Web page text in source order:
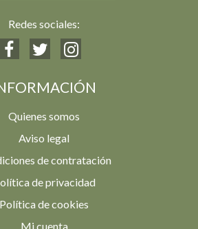
Redes sociales:
Quienes somos
Aviso legal
de contratación
de privacidad
Política de cookies
Mi cuenta